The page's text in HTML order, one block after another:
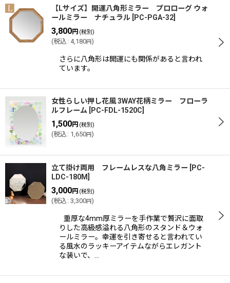
【Lサイズ】開運八角形ミラー プロローグ ウォ
ールミラー ナチュラル
PC-PGA-32
3,800円 (税別)
(税込 : 4,180円)
さらに八角形は開運にも関係があると言われ
ています。
女性らしい押し花風 3WAY花柄ミラー フローラ
ルフレーム
PC-FDL-1520C
1,500円 (税別)
(税込 : 1,650円)
立て掛け両用 フレームレスな八角ミラー
PC-
LDC-180M
3,000円 (税別)
(税込 : 3,300円)
重厚な4mm厚ミラーを手作業で贅沢に面取
りした高級感溢れる八角形のスタンド＆ウォ
ールミラー。幸運を引き寄せると言われてい
る風水のラッキーアイテムながらエレガント
な装いで、…